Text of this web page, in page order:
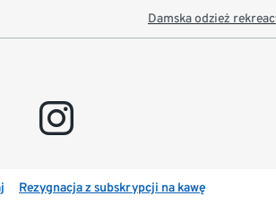
Damska odzież
instagram
Rezygnacja z subskrypcji na kawę